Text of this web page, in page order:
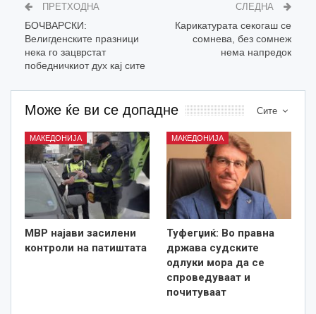
ПРЕТХОДНА
БОЧВАРСКИ:
Велигденските празници
нека го зацврстат
победничкиот дух кај сите
СЛЕДНА
Карикатурата секогаш се
сомнева, без сомнеж
нема напредок
Сите
Може ќе ви се допадне
МАКЕДОНИЈА
МВР најави засилени
контроли на патиштата
МАКЕДОНИЈА
Туфегџиќ: Во правна
држава судските
одлуки мора да се
спроведуваат и
почитуваат